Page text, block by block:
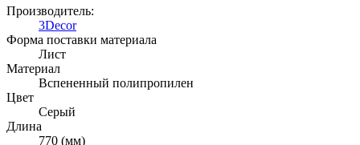
Производитель:
3Decor
Форма поставки материала
Лист
Материал
Вспененный полипропилен
Цвет
Серый
Длина
770 (мм)